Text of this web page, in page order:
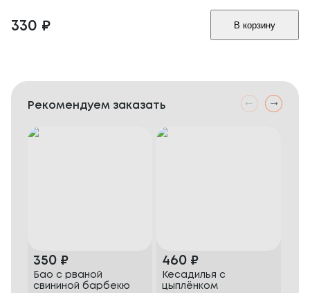
330 ₽ В корзину
Рекомендуем заказать
350 ₽
Бао с рваной
свининой барбекю
460 ₽
Кесадилья с
цыплёнком